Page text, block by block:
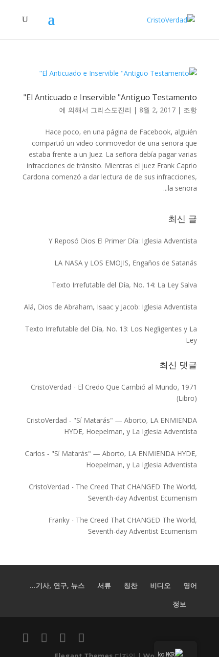
El Anticuado e Inservible "Antiguo Testamento"
에 의해서 그리스도진리 | 8월 2, 2017 | 조항
Hace poco, en una página de Facebook, alguién
compartió un video conmovedor de una señora que
estaba frente a un Juez. La señora debía pagar varias
infracciones de tránsito. Mientras el juez Frank Caprio
Cardona comenzó a dar lectura de de sus infracciones,
la señora...
최신 글
Y Reposó Dios El Primer Día: Iglesia Adventista
LA NASA y LOS EMOJIS, Engaños de Satanás
Texto Irrefutable del Día, No. 14: La Ley Salva
Alá, Dios de Abraham, Isaac y Jacob: Iglesia Adventista
Texto Irrefutable del Día, No. 13: Los Negligentes y La
Ley
최신 댓글
CristoVerdad - El Credo Que Cambió al Mundo, 1971
(Libro)
CristoVerdad - "Sí Matarás" — Aborto, LA ENMIENDA
HYDE, Hoepelman, y La Iglesia Adventista
Carlos - "Sí Matarás" — Aborto, LA ENMIENDA HYDE,
Hoepelman, y La Iglesia Adventista
CristoVerdad - The Creed That CHANGED The World,
Seventh-day Adventist Ecumenism
Franky - The Creed That CHANGED The World,
Seventh-day Adventist Ecumenism
영어
비디오
칭찬
서류
기사, 연구, 뉴스...
정보
KO